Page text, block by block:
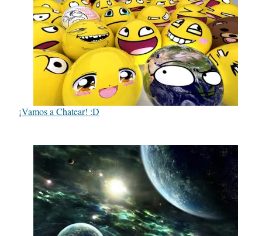
¡Vamos a Chatear! :D